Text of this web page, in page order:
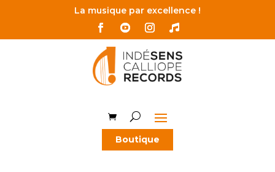
La musique par excellence !
Boutique